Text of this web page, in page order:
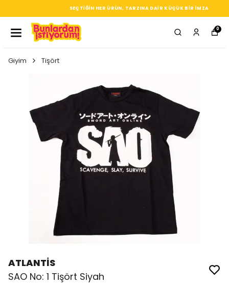
SEÇTIĞIN HER ÜRÜN, TARZINA DAIR KÜÇÜK BIR IMZA
0
Giyim Tişört
ATLANTİS
SAO No: 1 Tişört Siyah